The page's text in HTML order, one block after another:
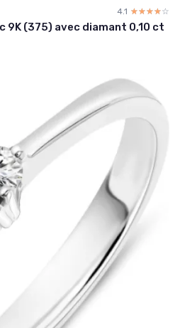
4.1 ☆☆☆☆☆
★★★★★
9K (375) avec diamant 0,10 ct